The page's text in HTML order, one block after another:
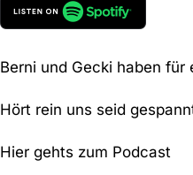
Berni und Gecki haben
Hört rein uns seid
Hier gehts zum Podcast